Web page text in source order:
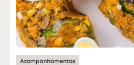
Acompanhamentos